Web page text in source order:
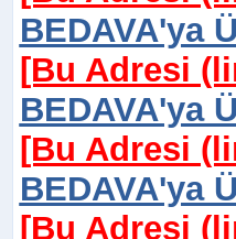
BEDAVA'ya
[Bu Adresi
BEDAVA'ya
[Bu Adresi
BEDAVA'ya
[Bu Adresi